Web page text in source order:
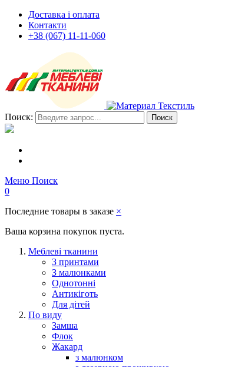
Доставка і оплата
Контакти
+38 (067) 11-11-060
Поиск: Поиск
Меню Поиск
0
Последние товары в заказе ×
Ваша корзина покупок пуста.
Меблеві тканини
З принтами
З малюнками
Однотонні
Антикіготь
Для дітей
По виду
Замша
Флок
Жакард
з малюнком